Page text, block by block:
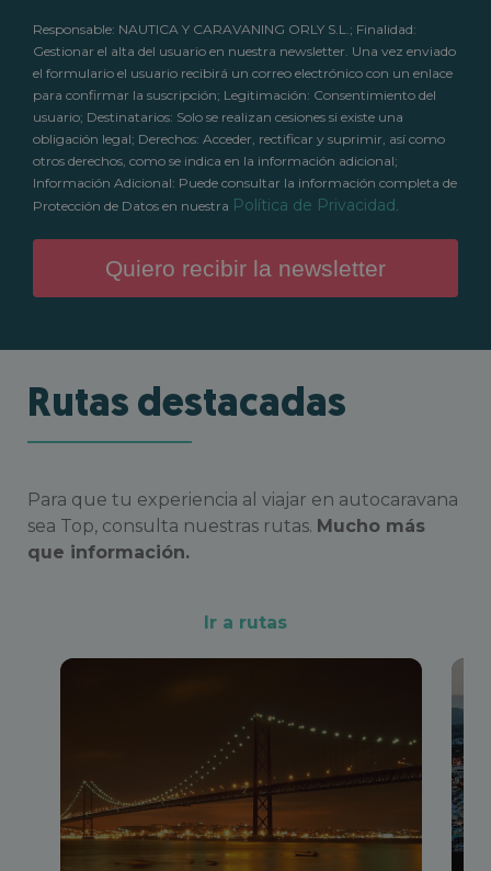
Responsable: NAUTICA Y CARAVANING ORLY S.L.; Finalidad:
Gestionar el alta del usuario en nuestra newsletter. Una vez enviado
el formulario el usuario recibirá un correo electrónico con un enlace
para confirmar la suscripción; Legitimación: Consentimiento del
usuario; Destinatarios: Solo se realizan cesiones si existe una
obligación legal; Derechos: Acceder, rectificar y suprimir, así como
otros derechos, como se indica en la información adicional;
Información Adicional: Puede consultar la información completa de
Protección de Datos en nuestra Política de Privacidad.
Quiero recibir la newsletter
Rutas destacadas
Para que tu experiencia al viajar en autocaravana
sea Top, consulta nuestras rutas. Mucho más
que información.
Ir a rutas